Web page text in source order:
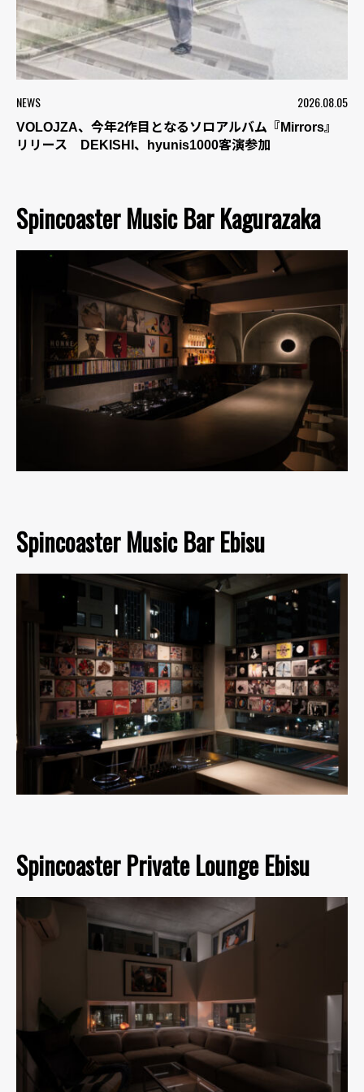
NEWS 2026.08.05
VOLOJZA、今年2作目となるソロアルバム『Mirrors』
リリース DEKISHI、hyunis1000客演参加
Spincoaster Music Bar Kagurazaka
Spincoaster Music Bar Ebisu
Spincoaster Private Lounge Ebisu